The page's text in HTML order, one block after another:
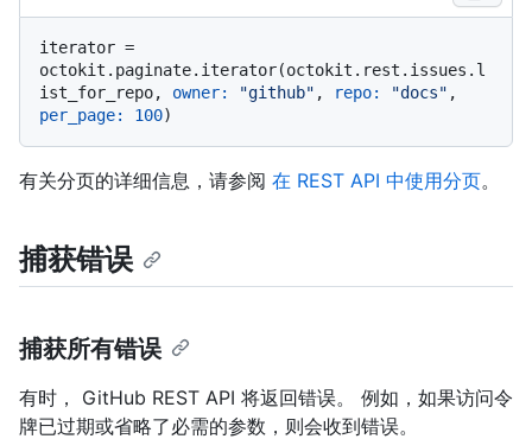
iterator =
octokit.paginate.iterator(octokit.rest.issues.l
ist_for_repo, owner: "github" , repo: "docs"
per_page:
100
有关分页的详细信息，请参阅 在 REST API 中使用分页。
捕获错误
捕获所有错误
有时， GitHub REST API 将返回错误。 例如，如果访问令
牌已过期或省略了必需的参数，则会收到错误。